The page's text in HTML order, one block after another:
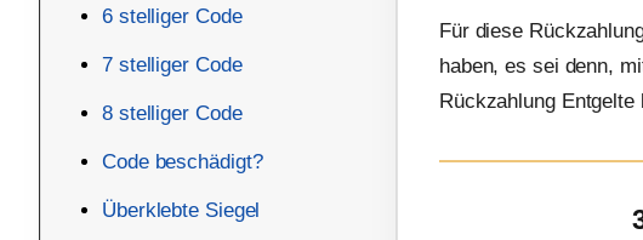
6 stelliger Code
7 stelliger Code
8 stelliger Code
Code beschädigt?
Überklebte Siegel
Für diese
haben, es sei denn,
Rückzahlung Entgelte